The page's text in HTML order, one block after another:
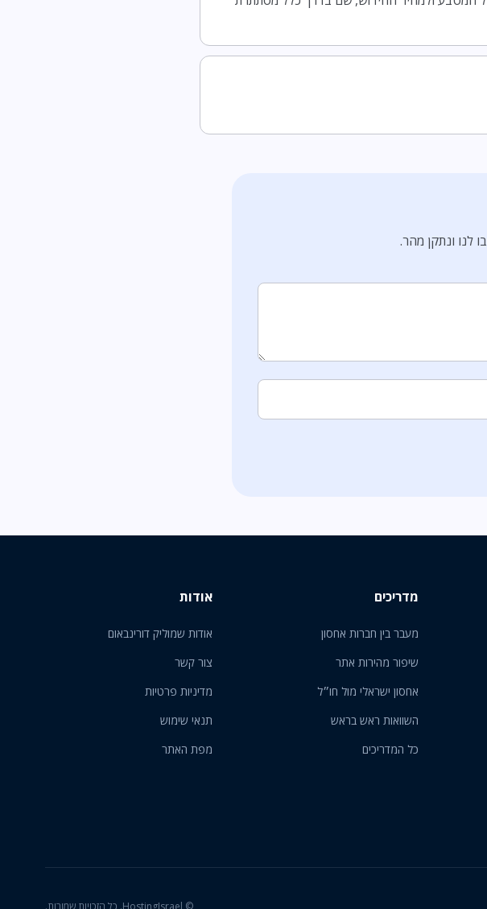
לנו ונתקן מהר.
מדריכים
מעבר בין חברות אחסון
שיפור מהירות אתר
אחסון ישראלי מול חו״ל
השוואות ראש בראש
כל המדריכים
אודות
אודות שמוליק דורינבאום
צור קשר
מדיניות פרטיות
תנאי שימוש
מפת האתר
© HostingIsrael. כל הזכויות שמורות.